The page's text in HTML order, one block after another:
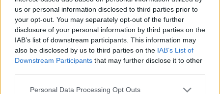
us or personal information disclosed to third parties prior to
your opt-out. You may separately opt-out of the further
disclosure of your personal information by third parties on the
IAB’s list of downstream participants. This information may
also be disclosed by us to third parties on the IAB’s List of
Downstream Participants that may further disclose it to other
Please note that this website/app uses one or more Google
Personal Data Processing Opt Outs